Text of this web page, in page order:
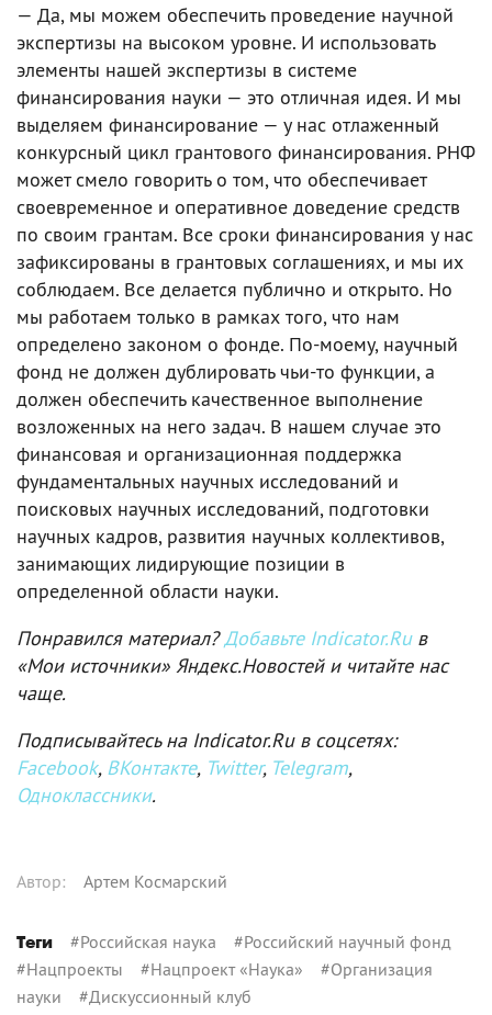
— Да, мы можем обеспечить проведение научной
экспертизы на высоком уровне. И использовать
элементы нашей экспертизы в системе
финансирования науки — это отличная идея. И мы
выделяем финансирование — у нас отлаженный
конкурсный цикл грантового финансирования. РНФ
может смело говорить о том, что обеспечивает
своевременное и оперативное доведение средств
по своим грантам. Все сроки финансирования у нас
зафиксированы в грантовых соглашениях, и мы их
соблюдаем. Все делается публично и открыто. Но
мы работаем только в рамках того, что нам
определено законом о фонде. По-моему, научный
фонд не должен дублировать чьи-то функции, а
должен обеспечить качественное выполнение
возложенных на него задач. В нашем случае это
финансовая и организационная поддержка
фундаментальных научных исследований и
поисковых научных исследований, подготовки
научных кадров, развития научных коллективов,
занимающих лидирующие позиции в
определенной области науки.
Понравился материал?Добавьте Indicator.Ruв
«Мои источники» Яндекс.Новостей и читайте нас
чаще.
Подписывайтесь на Indicator.Ru в соцсетях:
Facebook, ВКонтакте, Twitter, Telegram,
Одноклассники.
Автор: Артем Космарский
Теги #Российская наука #Российский научный фонд
#Нацпроекты #Нацпроект «Наука» #Организация
науки #Дискуссионный клуб